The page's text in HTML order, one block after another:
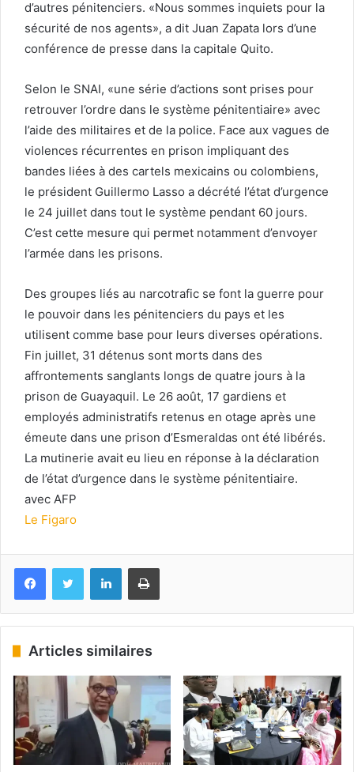
d’autres pénitenciers. «Nous sommes inquiets pour la
sécurité de nos agents», a dit Juan Zapata lors d’une
conférence de presse dans la capitale Quito.
Selon le SNAI, «une série d’actions sont prises pour
retrouver l’ordre dans le système pénitentiaire» avec
l’aide des militaires et de la police. Face aux vagues de
violences récurrentes en prison impliquant des
bandes liées à des cartels mexicains ou colombiens,
le président Guillermo Lasso a décrété l’état d’urgence
le 24 juillet dans tout le système pendant 60 jours.
C’est cette mesure qui permet notamment d’envoyer
l’armée dans les prisons.
Des groupes liés au narcotrafic se font la guerre pour
le pouvoir dans les pénitenciers du pays et les
utilisent comme base pour leurs diverses opérations.
Fin juillet, 31 détenus sont morts dans des
affrontements sanglants longs de quatre jours à la
prison de Guayaquil. Le 26 août, 17 gardiens et
employés administratifs retenus en otage après une
émeute dans une prison d’Esmeraldas ont été libérés.
La mutinerie avait eu lieu en réponse à la déclaration
de l’état d’urgence dans le système pénitentiaire.
avec AFP
Le Figaro
FacebookTwitter LinkedinImprimer
Articles similaires